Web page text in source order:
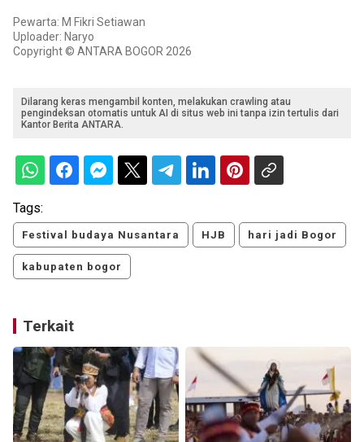
Pewarta: M Fikri Setiawan
Uploader: Naryo
Copyright © ANTARA BOGOR 2026
Dilarang keras mengambil konten, melakukan crawling atau
pengindeksan otomatis untuk AI di situs web ini tanpa izin tertulis dari
Kantor Berita ANTARA.
Tags:
Festival budaya Nusantara HJB hari jadi Bogor
kabupaten bogor
Terkait